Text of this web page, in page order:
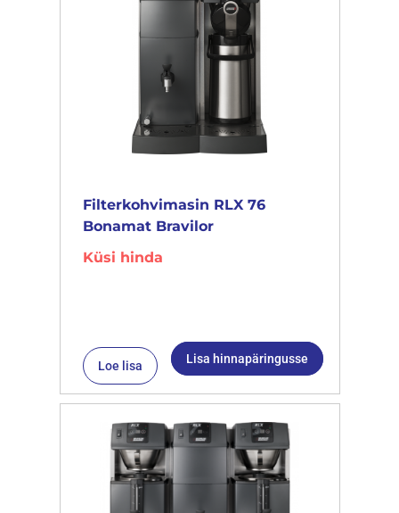
Filterkohvimasin RLX 76
Bonamat Bravilor
Küsi hinda
Loe lisa Lisa hinnapäringusse